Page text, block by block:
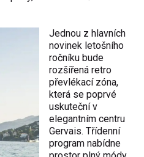
Jednou z hlavních
novinek letošního
ročníku bude
rozšířená retro
převlékací zóna,
která se poprvé
uskuteční v
elegantním centru
Gervais. Třídenní
program nabídne